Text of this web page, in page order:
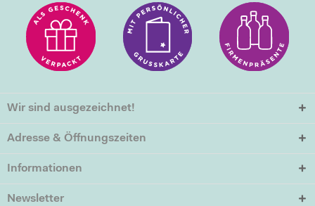
Wir sind ausgezeichnet!
Adresse & Öffnungszeiten
Informationen
Newsletter